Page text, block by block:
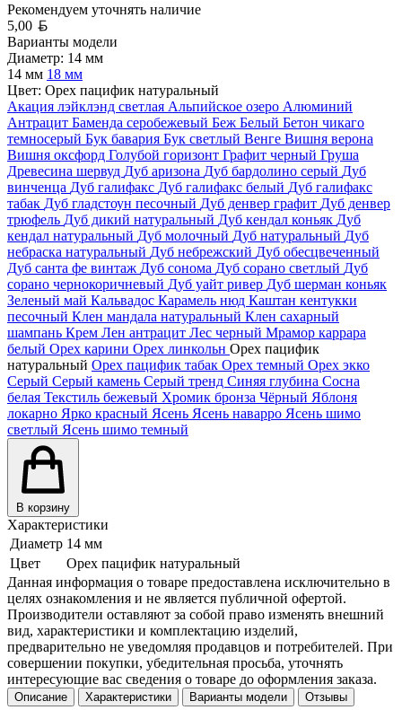
Рекомендуем уточнять наличие
5,00
Варианты модели
Диаметр: 14 мм
14 мм 18 мм
Цвет: Орех пацифик натуральный
Акация лэйклэнд светлая Альпийское озеро Алюминий
Антрацит Баменда серобежевый Беж Белый Бетон чикаго
темносерый Бук бавария Бук светлый Венге Вишня верона
Вишня оксфорд Голубой горизонт Графит черный Груша
Древесина шервуд Дуб аризона Дуб бардолино серый Дуб
винченца Дуб галифакс Дуб галифакс белый Дуб галифакс
табак Дуб гладстоун песочный Дуб денвер графит Дуб денвер
трюфель Дуб дикий натуральный Дуб кендал коньяк Дуб
кендал натуральный Дуб молочный Дуб натуральный Дуб
небраска натуральный Дуб небрежский Дуб обесцвеченный
Дуб санта фе винтаж Дуб сонома Дуб сорано светлый Дуб
сорано чернокоричневый Дуб уайт ривер Дуб шерман коньяк
Зеленый май Кальвадос Карамель нюд Каштан кентукки
песочный Клен мандала натуральный Клен сахарный
шампань Крем Лен антрацит Лес черный Мрамор каррара
белый Орех карини Орех линкольн Орех пацифик
натуральный Орех пацифик табак Орех темный Орех экко
Серый Серый камень Серый тренд Синяя глубина Сосна
белая Текстиль бежевый Хромик бронза Чёрный Яблоня
локарно Ярко красный Ясень Ясень наварро Ясень шимо
светлый Ясень шимо темный
В корзину
Характеристики
Диаметр 14 мм
Цвет
Орех пацифик натуральный
Данная информация о товаре предоставлена исключительно в
целях ознакомления и не является публичной офертой.
Производители оставляют за собой право изменять внешний
вид, характеристики и комплектацию изделий,
предварительно не уведомляя продавцов и потребителей. При
совершении покупки, убедительная просьба, уточнять
интересующие вас сведения о товаре до оформления заказа.
Описание Характеристики Варианты модели Отзывы